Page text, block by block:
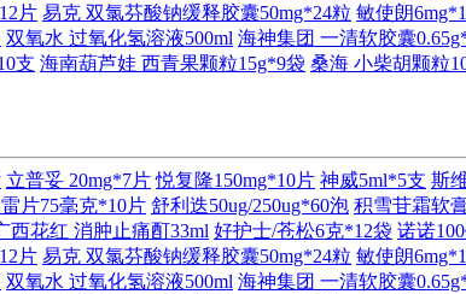
片 易克 双氯芬酸钠缓释胶囊50mg*24粒 敏使朗
双氧水 过氧化氢溶液500ml 海神集团 一清软胶囊
支 海南葫芦娃 西青果颗粒15g*9袋 桑海 小柴胡颗粒
立普妥 20mg*7片 悦复隆150mg*10片 神威5ml*5支 斯
片75毫克*10片 舒利迭50ug/250ug*60泡 积雪苷霜软
西花红 消肿止痛酊33ml 好护士/苍松6克*12袋 诺诺
片 易克 双氯芬酸钠缓释胶囊50mg*24粒 敏使朗
双氧水 过氧化氢溶液500ml 海神集团 一清软胶囊